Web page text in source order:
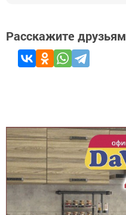
Расскажите друзьям